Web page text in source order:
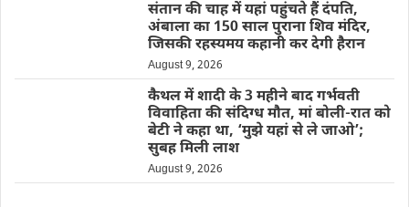
संतान की चाह में यहां पहुंचते हैं दंपति,
अंबाला का 150 साल पुराना शिव मंदिर,
जिसकी रहस्यमय कहानी कर देगी हैरान
August 9, 2026
कैथल में शादी के 3 महीने बाद गर्भवती
विवाहिता की संदिग्ध मौत, मां बोली-रात को
बेटी ने कहा था, ‘मुझे यहां से ले जाओ’;
सुबह मिली लाश
August 9, 2026